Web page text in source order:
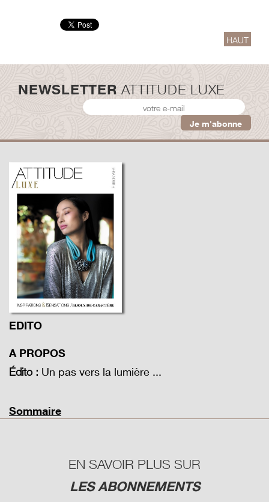
HAUT
NEWSLETTER ATTITUDE LUXE
EDITO
A PROPOS
Édito : Un pas vers la lumière ...
Sommaire
EN SAVOIR PLUS SUR
LES ABONNEMENTS